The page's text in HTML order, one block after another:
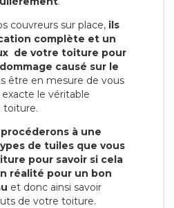
couvreurs sur place, ils
complète et un
de votre toiture pour
causé sur le
être en mesure de vous
le véritable
toiture.
à une
de tuiles que vous
pour savoir si cela
réalité pour un bon
et donc ainsi savoir
de votre toiture.